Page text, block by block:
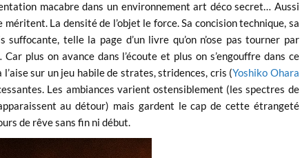
macabre dans un environnement art déco secret… Aussi
La densité de l’objet le force. Sa concision technique, sa
telle la page d’un livre qu’on n’ose pas tourner par
plus on avance dans l’écoute et plus on s’engouffre dans ce
sur un jeu habile de strates, stridences, cris (Yoshiko Ohara
Les ambiances varient ostensiblement (les spectres de
au détour) mais gardent le cap de cette étrangeté
de rêve sans fin ni début.